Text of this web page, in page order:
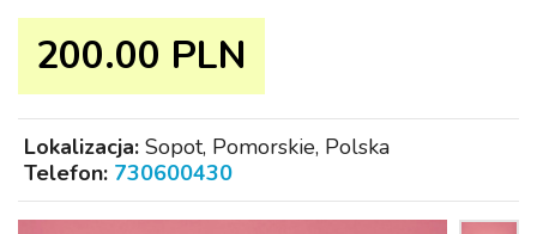
200.00 PLN
Lokalizacja: Sopot, Pomorskie, Polska
Telefon: 730600430